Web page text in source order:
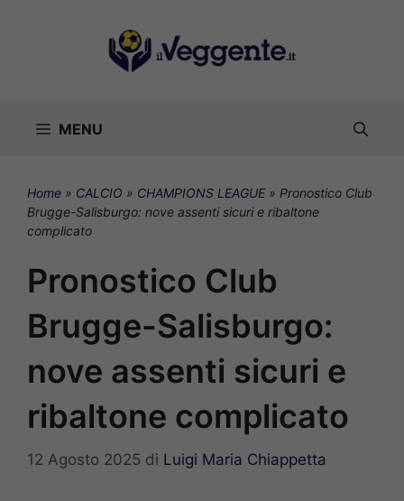
MENU
Home » CALCIO » CHAMPIONS LEAGUE» Pronostico Club
Brugge-Salisburgo: nove assenti sicuri e ribaltone
complicato
Pronostico Club
Brugge-Salisburgo:
nove assenti sicuri e
ribaltone complicato
12 Agosto 2025 di Luigi Maria Chiappetta